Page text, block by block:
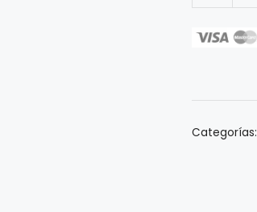
RXP8-
cantidad
Categorías: